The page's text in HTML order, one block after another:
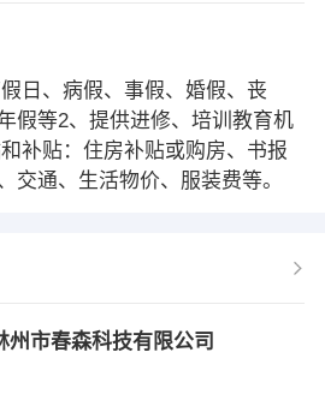
日、病假、事假、婚假、丧
假等2、提供进修、培训教育机
补贴：住房补贴或购房、书报
交通、生活物价、服装费等。
州市春森科技有限公司